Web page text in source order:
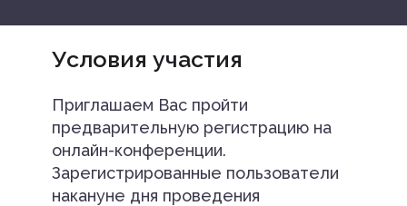
Условия участия
Приглашаем Вас пройти
предварительную регистрацию на
онлайн-конференции.
Зарегистрированные пользователи
накануне дня проведения